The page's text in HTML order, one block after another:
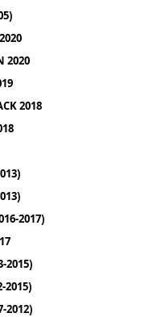
2020
2018
2017)
2015)
2015)
2012)